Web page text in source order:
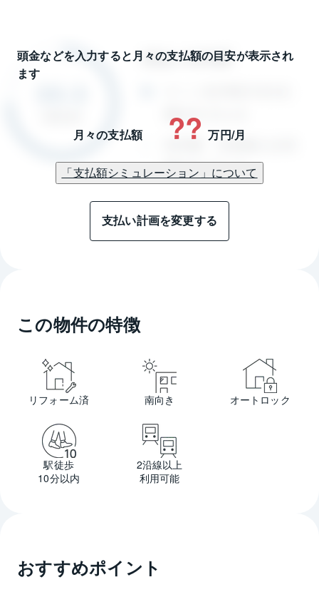
頭金などを入力すると月々の支払額の目安が表示され
ます
月々の支払額 ?? 万円/月
「支払額シミュレーション」について
支払い計画を変更する
この物件の特徴
リフォーム済 南向き オートロック
駅徒歩
10分以内
2沿線以上
利用可能
おすすめポイント